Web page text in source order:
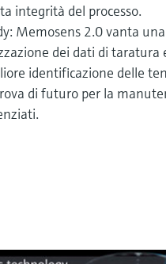
integrità del processo.
Memosens 2.0 vanta
dei dati di taratura
identificazione delle
di futuro per la